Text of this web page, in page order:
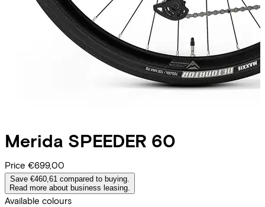
Merida SPEEDER 60
Price €699,00
Save €460,61 compared to buying.
Read more about business leasing.
Available colours